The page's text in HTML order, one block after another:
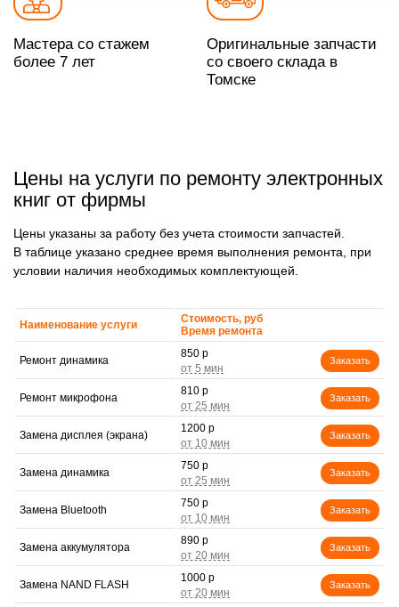
Мастера со стажем
более 7 лет
Оригинальные запчасти
со своего склада в
Томске
Цены на услуги по ремонту электронных
книг от фирмы
Цены указаны за работу без учета стоимости запчастей.
В таблице указано среднее время выполнения ремонта, при
условии наличия необходимых комплектующей.
Наименование услуги
Стоимость, руб
Время ремонта
Ремонт динамика
850 р
Заказать
Ремонт микрофона
810 р
Заказать
Замена дисплея (экрана)
1200 р
Заказать
Замена динамика
750 р
Заказать
Замена Bluetooth
750 р
Заказать
Замена аккумулятора
890 р
Заказать
Замена NAND FLASH
1000 р
Заказать